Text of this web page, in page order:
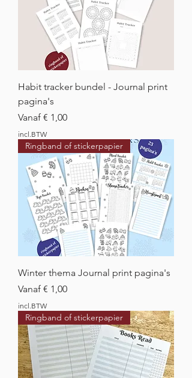
Habit tracker bundel - Journal print
pagina's
Vanaf € 1,00
Verkoopprijs
incl.BTW
Ringband of stickerpapier
Winter thema Journal print pagina's
Vanaf € 1,00
Verkoopprijs
incl.BTW
Ringband of stickerpapier